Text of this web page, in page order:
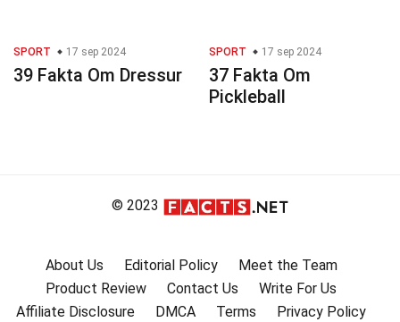
SPORT 17 sep 2024
39 Fakta Om Dressur
SPORT 17 sep 2024
37 Fakta Om
Pickleball
© 2023
About Us Editorial Policy
Meet the Team
Product Review
Contact Us
Write For Us
Affiliate Disclosure
DMCA Terms
Privacy Policy